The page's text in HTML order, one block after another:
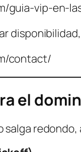
guia-vip-en-
contact/
el
redondo,